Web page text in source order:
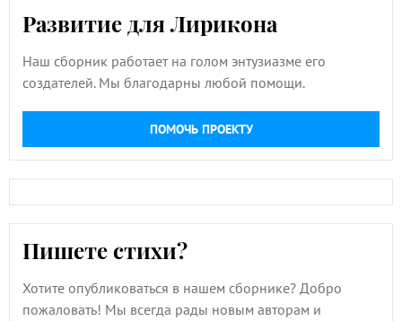
Развитие для Лирикона
Наш сборник работает на голом энтузиазме его
создателей. Мы благодарны любой помощи.
ПОМОЧЬ ПРОЕКТУ
Пишете стихи?
Хотите опубликоваться в нашем сборнике? Добро
пожаловать! Мы всегда рады новым авторам и